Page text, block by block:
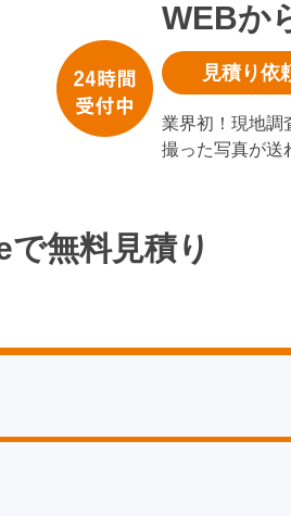
WEBか
見積り依
業界初！現地調
撮った写真が送
で無料見積り